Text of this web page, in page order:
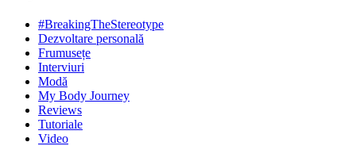
#BreakingTheStereotype
Dezvoltare personală
Frumusețe
Interviuri
Modă
My Body Journey
Reviews
Tutoriale
Video